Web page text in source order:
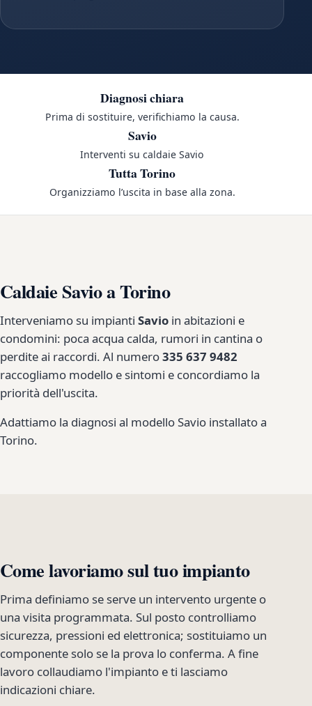
Diagnosi chiara
Prima di sostituire, verifichiamo la causa.
Savio
Interventi su caldaie Savio
Tutta Torino
Organizziamo l’uscita in base alla zona.
Caldaie Savio a Torino
Interveniamo su impianti Savio in abitazioni e
condomini: poca acqua calda, rumori in cantina o
perdite ai raccordi. Al numero335 637 9482
raccogliamo modello e sintomi e concordiamo la
priorità dell'uscita.
Adattiamo la diagnosi al modello Savio installato a
Torino.
Come lavoriamo sul tuo impianto
Prima definiamo se serve un intervento urgente o
una visita programmata. Sul posto controlliamo
sicurezza, pressioni ed elettronica; sostituiamo un
componente solo se la prova lo conferma. A fine
lavoro collaudiamo l'impianto e ti lasciamo
indicazioni chiare.